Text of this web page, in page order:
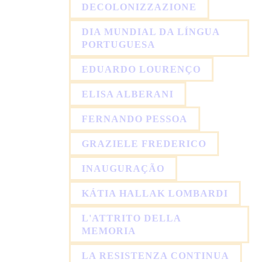
DECOLONIZZAZIONE
DIA MUNDIAL DA LÍNGUA
PORTUGUESA
EDUARDO LOURENÇO
ELISA ALBERANI
FERNANDO PESSOA
GRAZIELE FREDERICO
INAUGURAÇÃO
KÁTIA HALLAK LOMBARDI
L'ATTRITO DELLA
MEMORIA
LA RESISTENZA CONTINUA